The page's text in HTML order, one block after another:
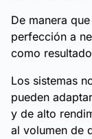
De manera
perfección a
como
Los sistemas
pueden
y de alto
al volumen de